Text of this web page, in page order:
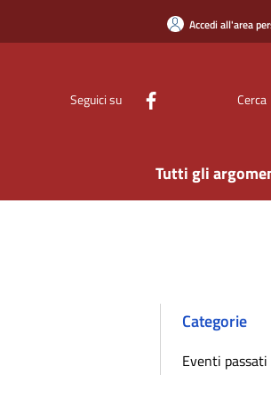
Accedi all'area
Seguici su Cerca
Tutti gli
Categorie
Eventi passati